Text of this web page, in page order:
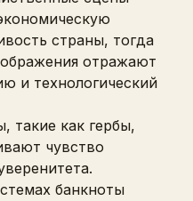
страны, тогда
отражают
и технологический
такие как гербы,
чувство
банкноты